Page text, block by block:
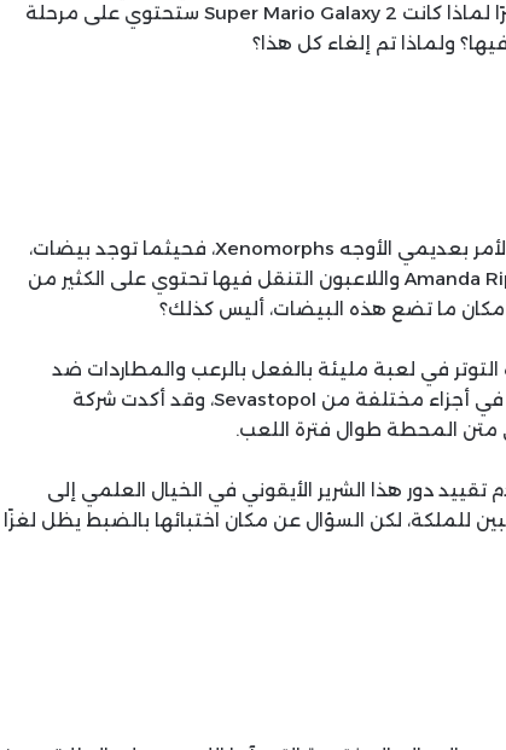
وراء وادي الجحيم BeyondHellValley”. يبقى لغزًا كبيرًا لماذا كانت Super Mario Galaxy 2 ستحتوي على مرحلة
ولماذا تم إلغاء كل هذا؟
يُعتبر عالم سلسلة Alien محددًا دائمًا عندما يتعلق الأمر بعديمي الأوجه Xenomorphs، فحيثما توجد بيضات،
يوجد عادةً ملكة. المحطة الفضائية التي تحاول Amanda Ripley واللاعبون التنقل فيها تحتوي على الكثير من
ما تضع هذه البيضات، أليس كذلك؟
التوتر في لعبة مليئة بالفعل بالرعب والمطاردات ضد
الـXenomorphs البالغين، يمكن سماع صوت الملكة في أجزاء مختلفة من Sevastopol، وقد أكدت شركة
دور هذا الشرير الأيقوني في الخيال العلمي إلى
للملكة، لكن السؤال عن مكان اختبائها بالضبط يظل لغزًا